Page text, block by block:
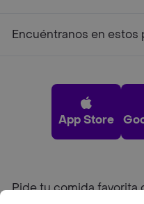
Encuéntranos en estos
App Store
Pide tu comida favorita